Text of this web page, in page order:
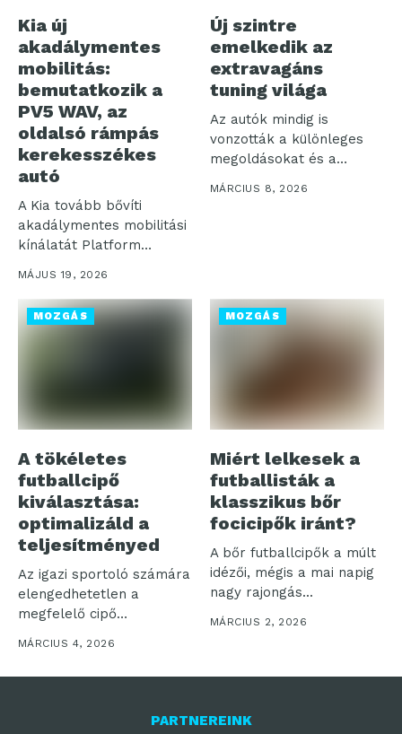
Kia új
akadálymentes
mobilitás:
bemutatkozik a
PV5 WAV, az
oldalsó rámpás
kerekesszékes
autó
A Kia tovább bővíti
akadálymentes mobilitási
kínálatát Platform
Beyond Vehicle (PBV)
üzletágán...
MÁJUS 19, 2026
Új szintre
emelkedik az
extravagáns
tuning világa
Az autók mindig is
vonzották a különleges
megoldásokat és a
feltűnő megjelenéseket....
MÁRCIUS 8, 2026
MOZGÁS
A tökéletes
futballcipő
kiválasztása:
optimalizáld a
teljesítményed
Az igazi sportoló számára
elengedhetetlen a
megfelelő cipő
kiválasztása, hiszen az
alaposan...
MÁRCIUS 4, 2026
MOZGÁS
Miért lelkesek a
futballisták a
klasszikus bőr
focicipők iránt?
A bőr futballcipők a múlt
idézői, mégis a mai napig
nagy rajongás...
MÁRCIUS 2, 2026
PARTNEREINK